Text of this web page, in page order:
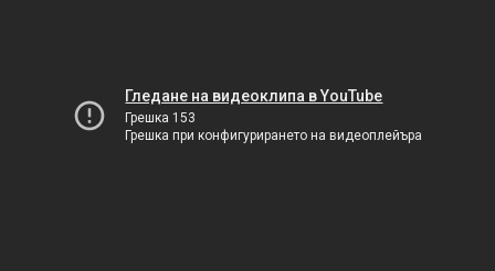
Гледане на видеоклипа в YouTube
Грешка 153
Грешка при конфигурирането на видеоплейъра